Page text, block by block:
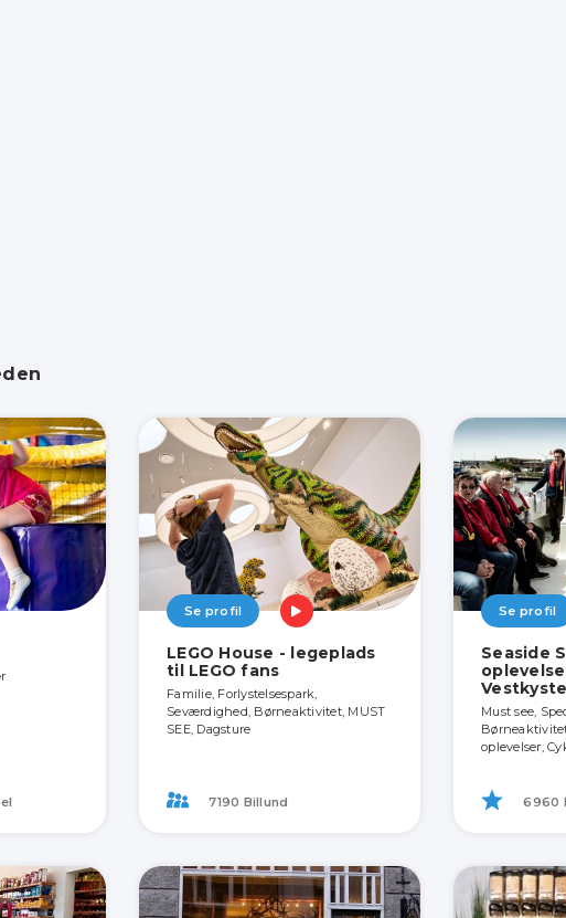
Se profil
LEGO House - legeplads
til LEGO fans
Familie, Forlystelsespark,
Seværdighed, Børneaktivitet, MUST
SEE, Dagsture
7190 Billund
Se profil
Seaside
Must see,
oplevelser,
6960